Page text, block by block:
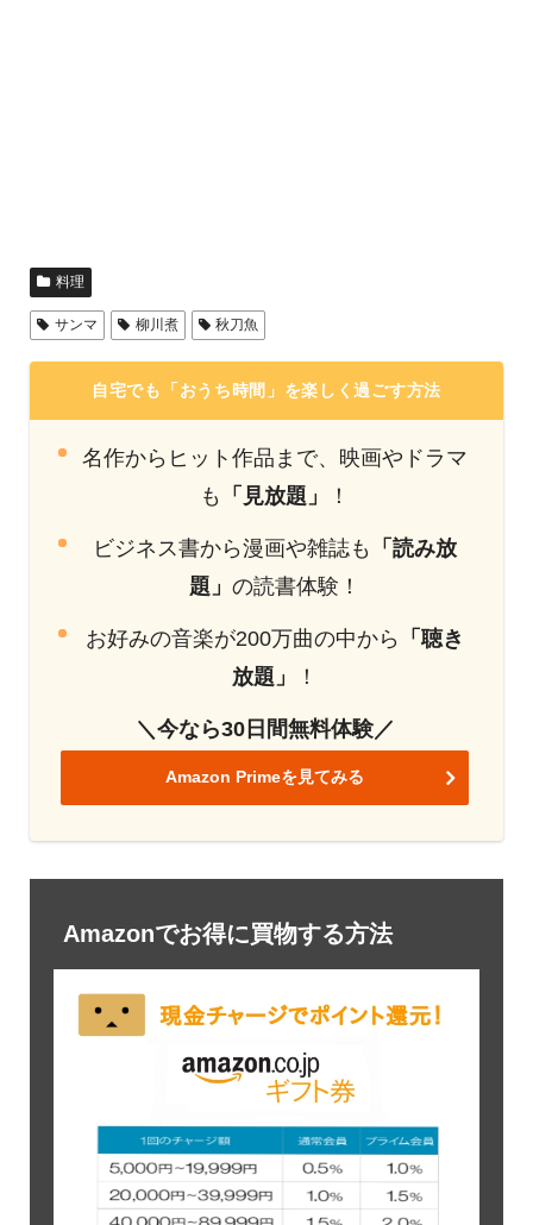
料理
サンマ 柳川煮 秋刀魚
自宅でも「おうち時間」を楽しく過ごす方法
名作からヒット作品まで、映画やドラマ
も
「見放題」 ！
ビジネス書から漫画や雑誌も
「読み放
題」の読書体験！
お好みの音楽が200万曲の中から
「聴き
放題」
！
＼今なら30日間無料体験／
Amazon Primeを見てみる
Amazonでお得に買物する方法